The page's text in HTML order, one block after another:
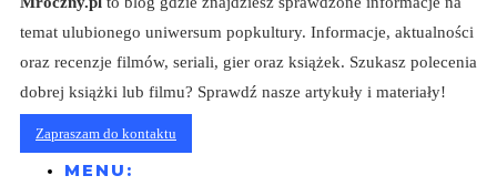
temat ulubionego uniwersum popkultury. Informacje, aktualności
oraz recenzje filmów, seriali, gier oraz książek. Szukasz polecenia
dobrej książki lub filmu? Sprawdź nasze artykuły i materiały!
Zapraszam do kontaktu
MENU: